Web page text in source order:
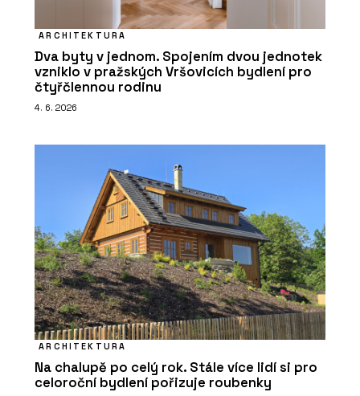
ARCHITEKTURA
Dva byty v jednom. Spojením dvou jednotek
vzniklo v pražských Vršovicích bydlení pro
čtyřčlennou rodinu
4. 6. 2026
ARCHITEKTURA
Na chalupě po celý rok. Stále více lidí si pro
celoroční bydlení pořizuje roubenky